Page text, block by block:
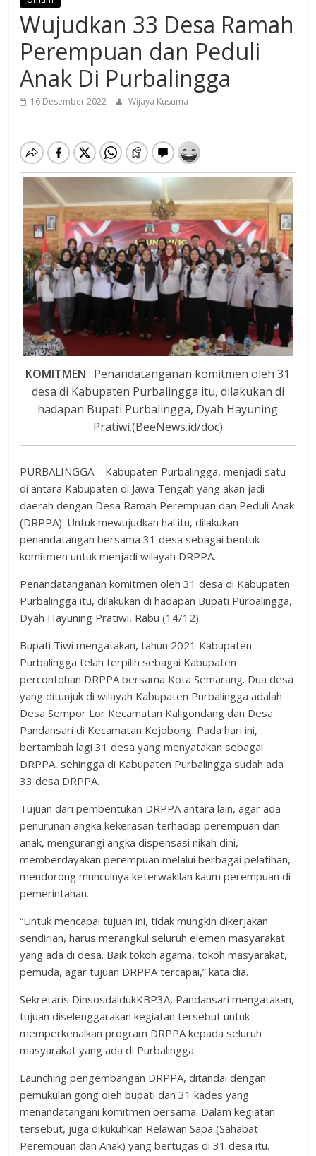
Wujudkan 33 Desa Ramah
Perempuan dan Peduli
Anak Di Purbalingga
16 Desember 2022 Wijaya Kusuma
KOMITMEN : Penandatanganan komitmen oleh 31
desa di Kabupaten Purbalingga itu, dilakukan di
hadapan Bupati Purbalingga, Dyah Hayuning
Pratiwi.(BeeNews.id/doc)
PURBALINGGA – Kabupaten Purbalingga, menjadi satu
di antara Kabupaten di Jawa Tengah yang akan jadi
daerah dengan Desa Ramah Perempuan dan Peduli Anak
(DRPPA). Untuk mewujudkan hal itu, dilakukan
penandatangan bersama 31 desa sebagai bentuk
komitmen untuk menjadi wilayah DRPPA.
Penandatanganan komitmen oleh 31 desa di Kabupaten
Purbalingga itu, dilakukan di hadapan Bupati Purbalingga,
Dyah Hayuning Pratiwi, Rabu (14/12).
Bupati Tiwi mengatakan, tahun 2021 Kabupaten
Purbalingga telah terpilih sebagai Kabupaten
percontohan DRPPA bersama Kota Semarang. Dua desa
yang ditunjuk di wilayah Kabupaten Purbalingga adalah
Desa Sempor Lor Kecamatan Kaligondang dan Desa
Pandansari di Kecamatan Kejobong. Pada hari ini,
bertambah lagi 31 desa yang menyatakan sebagai
DRPPA, sehingga di Kabupaten Purbalingga sudah ada
33 desa DRPPA.
Tujuan dari pembentukan DRPPA antara lain, agar ada
penurunan angka kekerasan terhadap perempuan dan
anak, mengurangi angka dispensasi nikah dini,
memberdayakan perempuan melalui berbagai pelatihan,
mendorong munculnya keterwakilan kaum perempuan di
pemerintahan.
“Untuk mencapai tujuan ini, tidak mungkin dikerjakan
sendirian, harus merangkul seluruh elemen masyarakat
yang ada di desa. Baik tokoh agama, tokoh masyarakat,
pemuda, agar tujuan DRPPA tercapai,” kata dia.
Sekretaris DinsosdaldukKBP3A, Pandansari mengatakan,
tujuan diselenggarakan kegiatan tersebut untuk
memperkenalkan program DRPPA kepada seluruh
masyarakat yang ada di Purbalingga.
Launching pengembangan DRPPA, ditandai dengan
pemukulan gong oleh bupati dan 31 kades yang
menandatangani komitmen bersama. Dalam kegiatan
tersebut, juga dikukuhkan Relawan Sapa (Sahabat
Perempuan dan Anak) yang bertugas di 31 desa itu.